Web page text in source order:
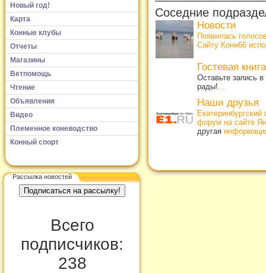
Новый год!
Карта
Конные клубы
Отчеты
Магазины
Ветпомощь
Чтение
Объявления
Видео
Племенное коневодство
Конный спорт
Рассылка новостей
Всего
подписчиков:
238
Соседние
Новости
Появилась
Сайту Кони66
Гостевая книга
Оставьте запись
рады!
Наши друзья
форум на сайте
другая